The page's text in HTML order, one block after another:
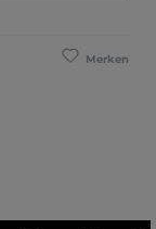
Merken
/ Sofort)